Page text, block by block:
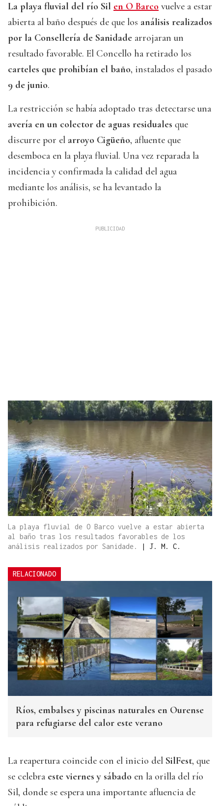
La playa fluvial del río Sil en O Barco vuelve a estar
abierta al baño después de que los análisis realizados
por la Consellería de Sanidade arrojaran un
resultado favorable. El Concello ha retirado los
carteles que prohibían el baño, instalados el pasado
9 de junio.
La restricción se había adoptado tras detectarse una
avería en un colector de aguas residuales que
discurre por el arroyo Cigüeño, afluente que
desemboca en la playa fluvial. Una vez reparada la
incidencia y confirmada la calidad del agua
mediante los análisis, se ha levantado la
prohibición.
La playa fluvial de O Barco vuelve a estar abierta
al baño tras los resultados favorables de los
análisis realizados por Sanidade.
| J. M. C.
RELACIONADO
Ríos, embalses y piscinas naturales en Ourense
para refugiarse del calor este verano
La reapertura coincide con el inicio del SilFest, que
se celebra este viernes y sábado en la orilla del río
Sil, donde se espera una importante afluencia de